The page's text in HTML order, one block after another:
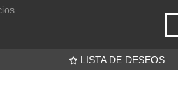
LISTA DE DESEOS